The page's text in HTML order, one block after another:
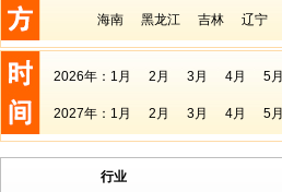
海南 黑龙江 吉林 辽宁
2026年： 1月 2月 3月 4月 5月
2027年： 1月 2月 3月 4月 5月
行业